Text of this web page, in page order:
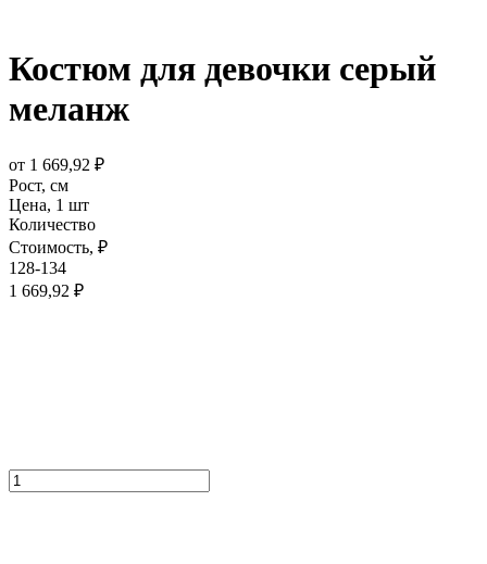
Костюм для девочки серый
меланж
от 1 669,92 ₽
Рост, см
Цена, 1 шт
Количество
Стоимость, ₽
128-134
1 669,92 ₽